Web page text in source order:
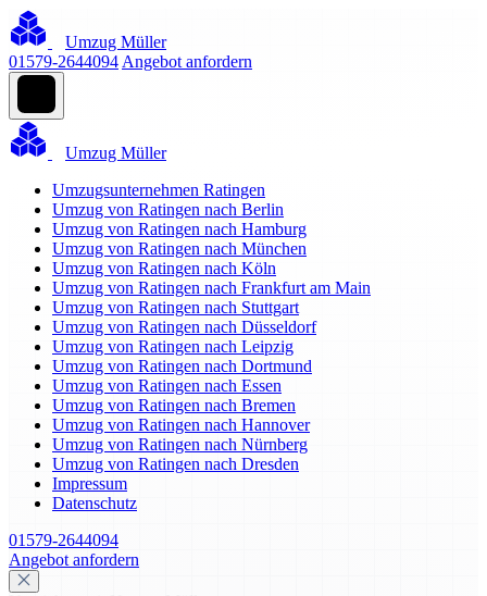
Umzug Müller
01579-2644094 Angebot anfordern
Umzug Müller
Umzugsunternehmen Ratingen
Umzug von Ratingen nach Berlin
Umzug von Ratingen nach Hamburg
Umzug von Ratingen nach München
Umzug von Ratingen nach Köln
Umzug von Ratingen nach Frankfurt am Main
Umzug von Ratingen nach Stuttgart
Umzug von Ratingen nach Düsseldorf
Umzug von Ratingen nach Leipzig
Umzug von Ratingen nach Dortmund
Umzug von Ratingen nach Essen
Umzug von Ratingen nach Bremen
Umzug von Ratingen nach Hannover
Umzug von Ratingen nach Nürnberg
Umzug von Ratingen nach Dresden
Impressum
Datenschutz
01579-2644094
Angebot anfordern